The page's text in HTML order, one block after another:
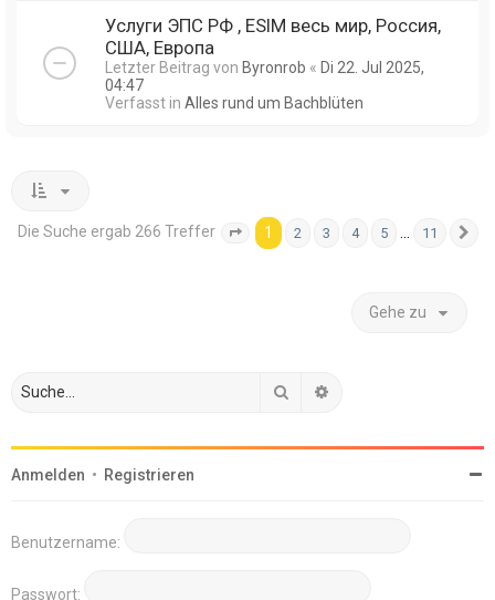
Услуги ЭПС РФ , ESIM весь мир, Россия,
США, Европа
Letzter Beitrag von Byronrob « Di 22. Jul 2025,
04:47
Verfasst in Alles rund um Bachblüten
Die Suche ergab 266 Treffer Seite 1 von 11
1 2 3 4 5 … 11
Gehe zu
Suche
Anmelden • Registrieren
Benutzername:
Passwort: